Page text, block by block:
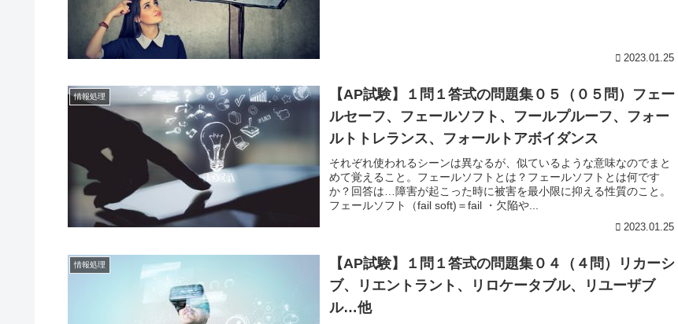
2023.01.25
情報処理
【AP試験】１問１答式の問題集０５（０５問）フェー
ルセーフ、フェールソフト、フールプルーフ、フォー
ルトトレランス、フォールトアボイダンス
それぞれ使われるシーンは異なるが、似ているような意味なのでまと
めて覚えること。フェールソフトとは？フェールソフトとは何です
か？回答は…障害が起こった時に被害を最小限に抑える性質のこと。
フェールソフト（fail soft)＝fail ・欠陥や...
2023.01.25
情報処理
【AP試験】１問１答式の問題集０４（４問）リカーシ
ブ、リエントラント、リロケータブル、リユーザブ
ル…他